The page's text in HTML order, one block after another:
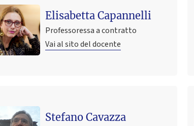
Elisabetta Capannelli
Professoressa a contratto
Vai al sito del docente
Stefano Cavazza
Pubblicazione syllabus corsi e contenuti su virtuale